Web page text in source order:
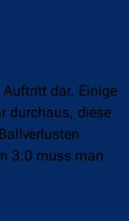
dar. Einige
durchaus, diese
3:0 muss man